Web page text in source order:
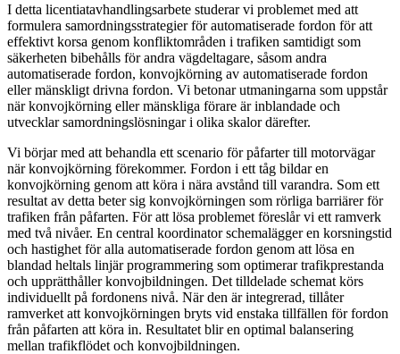
I detta licentiatavhandlingsarbete studerar vi problemet med att
formulera samordningsstrategier för automatiserade fordon för att
effektivt korsa genom konfliktområden i trafiken samtidigt som
säkerheten bibehålls för andra vägdeltagare, såsom andra
automatiserade fordon, konvojkörning av automatiserade fordon
eller mänskligt drivna fordon. Vi betonar utmaningarna som uppstår
när konvojkörning eller mänskliga förare är inblandade och
utvecklar samordningslösningar i olika skalor därefter.
Vi börjar med att behandla ett scenario för påfarter till motorvägar
när konvojkörning förekommer. Fordon i ett tåg bildar en
konvojkörning genom att köra i nära avstånd till varandra. Som ett
resultat av detta beter sig konvojkörningen som rörliga barriärer för
trafiken från påfarten. För att lösa problemet föreslår vi ett ramverk
med två nivåer. En central koordinator schemalägger en korsningstid
och hastighet för alla automatiserade fordon genom att lösa en
blandad heltals linjär programmering som optimerar trafikprestanda
och upprätthåller konvojbildningen. Det tilldelade schemat körs
individuellt på fordonens nivå. När den är integrerad, tillåter
ramverket att konvojkörningen bryts vid enstaka tillfällen för fordon
från påfarten att köra in. Resultatet blir en optimal balansering
mellan trafikflödet och konvojbildningen.